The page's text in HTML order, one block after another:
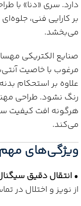
دارد. سری «دنا» با
بر کارایی فنی،
می‌بخشد.
صنایع الکتریکی
علاوه بر استحکام
رنگ نشود. طراحی
هرگونه افت کیفیت
می‌کند.
ویژگی‌های
•انتقال دقیق
از نویز و اختلال در